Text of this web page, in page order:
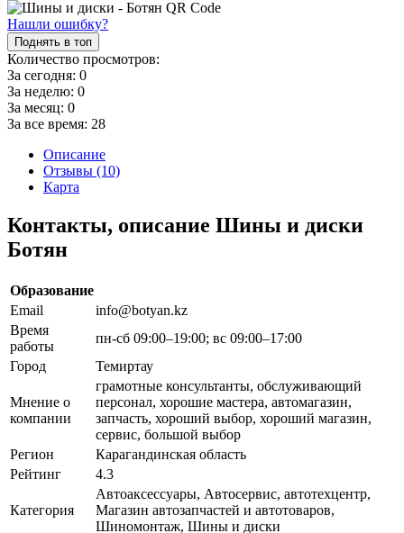
Нашли ошибку?
Поднять в топ
Количество просмотров:
За сегодня: 0
За неделю: 0
За месяц: 0
За все время: 28
Описание
Отзывы (10)
Карта
Контакты, описание Шины и диски
Ботян
Образование
Email
info@botyan.kz
Время
работы
пн-сб 09:00–19:00; вс 09:00–17:00
Город
Темиртау
Мнение о
компании
грамотные консультанты, обслуживающий
персонал, хорошие мастера, автомагазин,
запчасть, хороший выбор, хороший магазин,
сервис, большой выбор
Регион
Карагандинская область
Рейтинг
4.3
Категория
Автоаксессуары, Автосервис, автотехцентр,
Магазин автозапчастей и автотоваров,
Шиномонтаж, Шины и диски